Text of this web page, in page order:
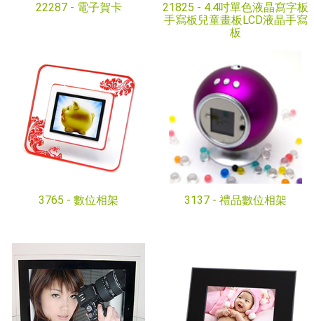
22287 - 電子賀卡 21825 - 4.4吋單色液晶寫字板
手寫板兒童畫板LCD液晶手寫
板
3765 - 數位相架 3137 - 禮品數位相架